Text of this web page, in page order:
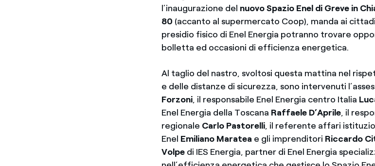
l’inaugurazione del nuovo Spazio Enel di Greve in
80 (accanto al supermercato Coop), manda ai
presidio fisico di Enel Energia potranno trovare
bolletta ed occasioni di efficienza energetica.
Al taglio del nastro, svoltosi questa mattina nel
e delle distanze di sicurezza, sono intervenuti
Forzoni, il responsabile Enel Energia centro Italia
Enel Energia della Toscana Raffaele D’Aprile, il
regionale Carlo Pastorelli, il referente affari
Enel Emiliano Maratea e gli imprenditori Riccardo
Volpe di IES Energia, partner di Enel Energia